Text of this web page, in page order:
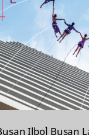
Ilbo] Busan